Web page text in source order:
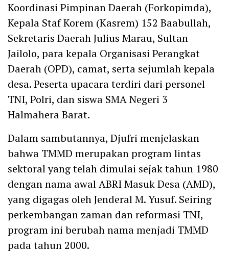
Koordinasi Pimpinan Daerah (Forkopimda),
Kepala Staf Korem (Kasrem) 152 Baabullah,
Sekretaris Daerah Julius Marau, Sultan
Jailolo, para kepala Organisasi Perangkat
Daerah (OPD), camat, serta sejumlah kepala
desa. Peserta upacara terdiri dari personel
TNI, Polri, dan siswa SMA Negeri 3
Halmahera Barat.
Dalam sambutannya, Djufri menjelaskan
bahwa TMMD merupakan program lintas
sektoral yang telah dimulai sejak tahun 1980
dengan nama awal ABRI Masuk Desa (AMD),
yang digagas oleh Jenderal M. Yusuf. Seiring
perkembangan zaman dan reformasi TNI,
program ini berubah nama menjadi TMMD
pada tahun 2000.